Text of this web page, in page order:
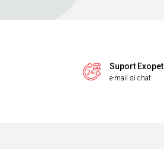
Suport Exopet
e-mail si chat